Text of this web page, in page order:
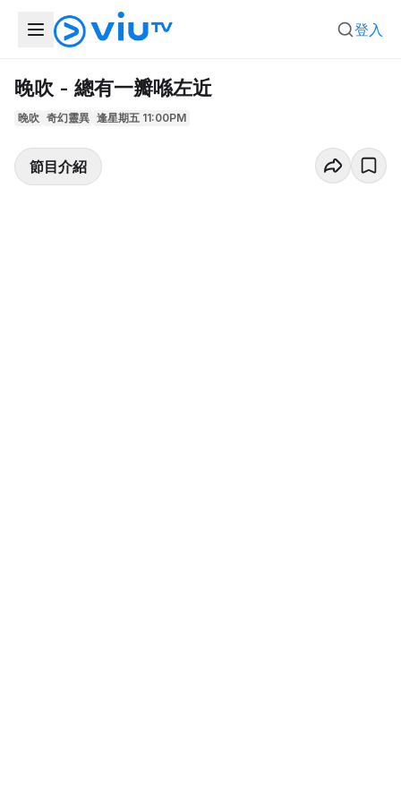
登入
晚吹 - 總有一瓣喺左近
晚吹 奇幻靈異 逢星期五 11:00PM
節目介紹